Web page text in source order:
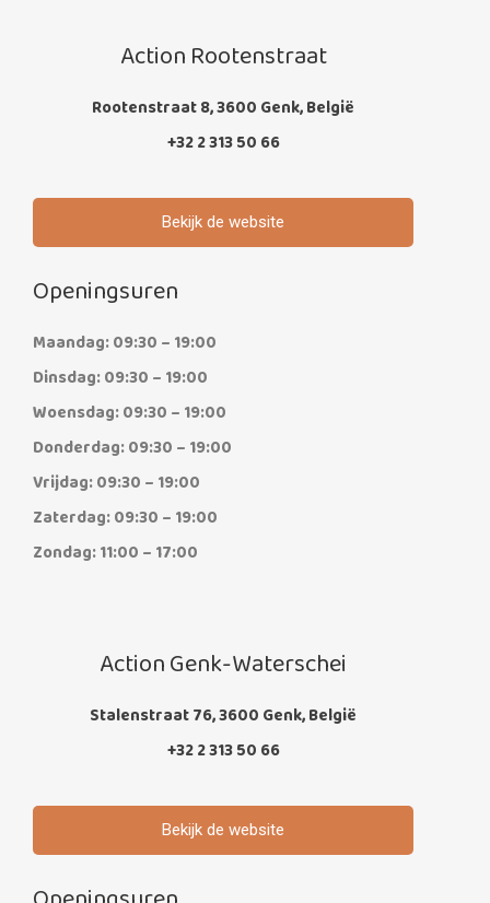
Action Rootenstraat
Rootenstraat 8, 3600 Genk, België
+32 2 313 50 66
Bekijk de website
Openingsuren
Maandag: 09:30 – 19:00
Dinsdag: 09:30 – 19:00
Woensdag: 09:30 – 19:00
Donderdag: 09:30 – 19:00
Vrijdag: 09:30 – 19:00
Zaterdag: 09:30 – 19:00
Zondag: 11:00 – 17:00
Action Genk-Waterschei
Stalenstraat 76, 3600 Genk, België
+32 2 313 50 66
Bekijk de website